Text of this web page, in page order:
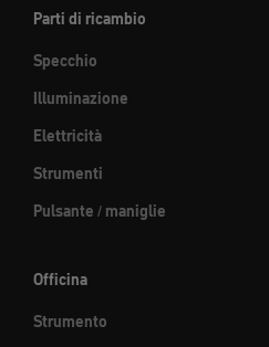
Parti di ricambio
Specchio
Illuminazione
Elettricità
Strumenti
Pulsante / maniglie
Officina
Strumento